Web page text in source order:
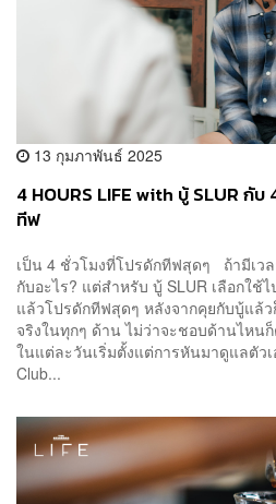
13 กุมภาพันธ์ 2025
4 HOURS LIFE with บู้ SLUR กับ
ทีฟ
เป็น 4 ชั่วโมงที่โปรดักทีฟสุดๆ ถ้ามีเว
กับอะไร? แต่สำหรับ บู้ SLUR เลือกใช้
แล้วโปรดักทีฟสุดๆ หลังจากคุยกับบู้แล้
จริงในทุกๆ ด้าน ไม่ว่าจะชอบด้านไห
ในแต่ละวันเริ่มตั้งแต่การหันมาดูแลตัวเ
Club...